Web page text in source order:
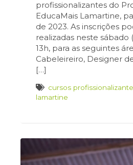
profissionalizantes do
EducaMais Lamartine,
de 2023. As inscrições
realizadas neste sábado
13h, para as seguintes
Cabeleireiro, Designer
[…]
cursos
lamartine